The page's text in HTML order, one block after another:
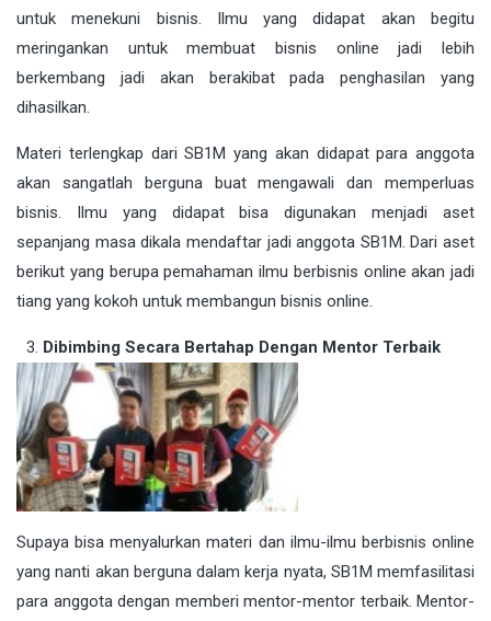
untuk menekuni bisnis. Ilmu yang didapat akan begitu
meringankan untuk membuat bisnis online jadi lebih
berkembang jadi akan berakibat pada penghasilan yang
dihasilkan.
Materi terlengkap dari SB1M yang akan didapat para anggota
akan sangatlah berguna buat mengawali dan memperluas
bisnis. Ilmu yang didapat bisa digunakan menjadi aset
sepanjang masa dikala mendaftar jadi anggota SB1M. Dari aset
berikut yang berupa pemahaman ilmu berbisnis online akan jadi
tiang yang kokoh untuk membangun bisnis online.
Dibimbing Secara Bertahap Dengan Mentor Terbaik
Supaya bisa menyalurkan materi dan ilmu-ilmu berbisnis online
yang nanti akan berguna dalam kerja nyata, SB1M memfasilitasi
para anggota dengan memberi mentor-mentor terbaik. Mentor-